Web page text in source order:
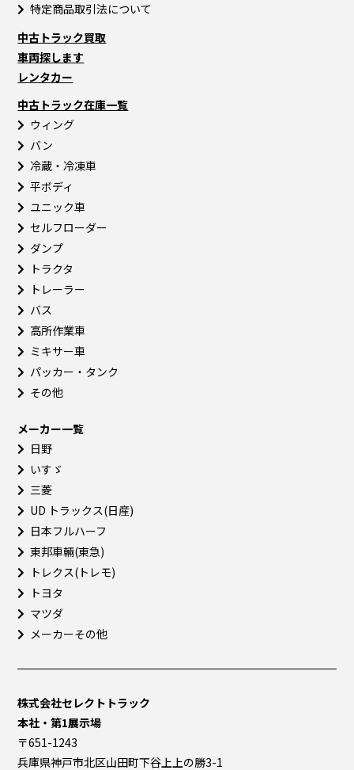
特定商品取引法について
中古トラック買取
車両探します
レンタカー
中古トラック在庫一覧
ウィング
バン
冷蔵・冷凍車
平ボディ
ユニック車
セルフローダー
ダンプ
トラクタ
トレーラー
バス
高所作業車
ミキサー車
パッカー・タンク
その他
メーカー一覧
日野
いすゞ
三菱
UD トラックス(日産)
日本フルハーフ
東邦車輛(東急)
トレクス(トレモ)
トヨタ
マツダ
メーカーその他
株式会社セレクトトラック
本社・第1展示場
〒651-1243
兵庫県神戸市北区山田町下谷上上の勝3-1